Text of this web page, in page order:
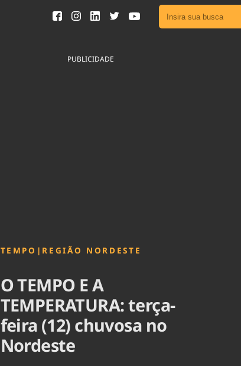
Ver todas
PUBLICIDADE
TEMPO | REGIÃO NORDESTE
O TEMPO E A
TEMPERATURA: terça-
feira (12) chuvosa no
Nordeste